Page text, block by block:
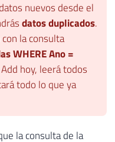
nuevos desde el
datos duplicados.
la consulta
WHERE Ano =
hoy, leerá todos
todo lo que ya
la consulta de la